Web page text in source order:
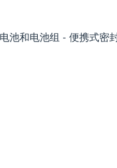
池和电池组 - 便携式